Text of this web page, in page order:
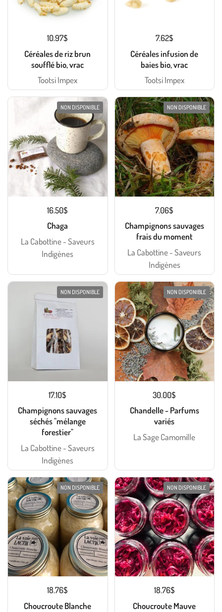
10.97$
Céréales de riz brun
soufflé bio, vrac
Tootsi Impex
7.62$
Céréales infusion de
baies bio, vrac
Tootsi Impex
16.50$
Chaga
La Cabottine - Saveurs
Indigènes
NON DISPONIBLE
7.06$
Champignons sauvages
frais du moment
La Cabottine - Saveurs
Indigènes
NON DISPONIBLE
17.10$
Champignons sauvages
séchés "mélange
forestier"
La Cabottine - Saveurs
Indigènes
NON DISPONIBLE
30.00$
Chandelle - Parfums
variés
La Sage Camomille
NON DISPONIBLE
18.76$
Choucroute Blanche
NON DISPONIBLE
18.76$
Choucroute Mauve
NON DISPONIBLE